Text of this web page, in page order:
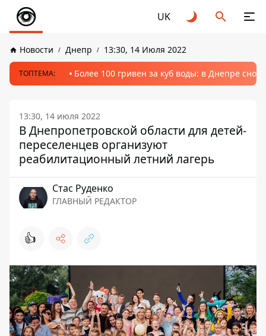
UK
Новости Днепр 13:30, 14 Июля 2022
ТОПТЕМА: Более 100 гривен за куб воды: в Днепре
13:30, 14 июля 2022
В Днепропетровской области для детей-
переселенцев организуют
реабилитационный летний лагерь
Стаc Руденко
ГЛАВНЫЙ РЕДАКТОР
👍